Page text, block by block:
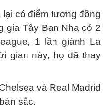
có điểm tương đồng
gia Tây Ban Nha có 2
1 lần giành La
gian này, họ đã thay
và Real Madrid
sắc.